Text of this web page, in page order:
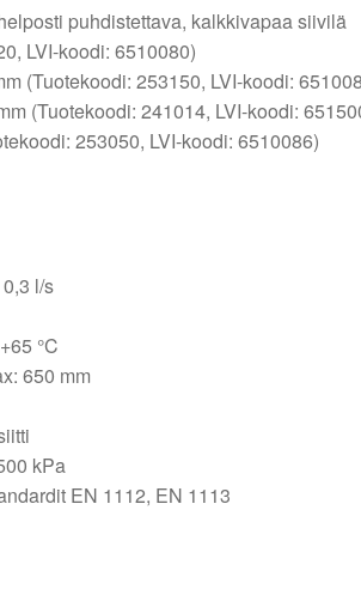
puhdistettava, kalkkivapaa siivilä
LVI-koodi: 6510080)
(Tuotekoodi: 253150, LVI-koodi:
(Tuotekoodi: 241014, LVI-koodi:
253050, LVI-koodi: 6510086)
l/s
°C
650 mm
kPa
EN 1112, EN 1113